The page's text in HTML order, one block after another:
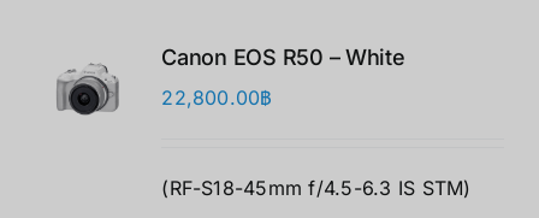
Canon EOS R50 – White
22,800.00฿
(RF-S18-45mm f/4.5-6.3 IS STM)